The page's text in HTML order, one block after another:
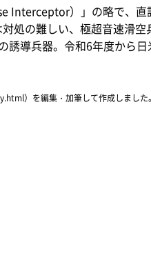
Interceptor）」の略で、直
処の難しい、極超音速滑空
誘導兵器。令和6年度から
）を編集・加筆して作成しました。